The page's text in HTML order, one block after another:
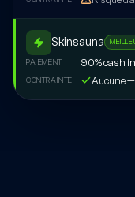
Skinsauna
PAIEMENT 90% cash
CONTRAINTE Aucune